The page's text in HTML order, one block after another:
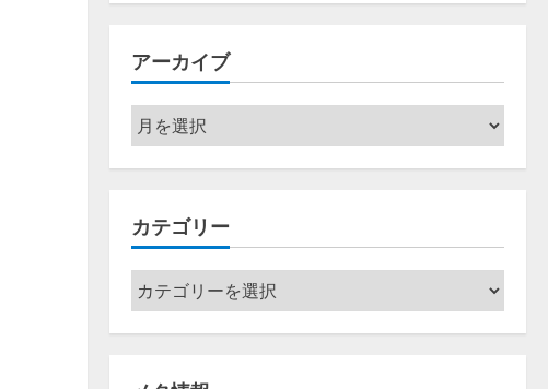
アーカイブ
ア
ー
カ
ブ
カテゴリー
カ
テ
ゴ